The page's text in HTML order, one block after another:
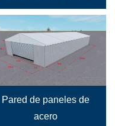
Pared de paneles de
acero